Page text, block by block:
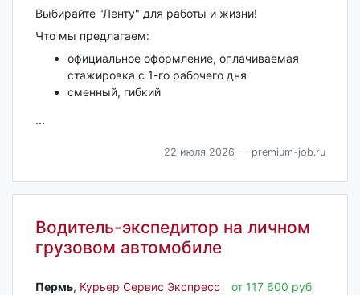
Выбирайте "Ленту" для работы и жизни!
Что мы предлагаем:
официальное оформление, оплачиваемая
стажировка с 1-го рабочего дня
сменный, гибкий
...
22 июля 2026 — premium-job.ru
Водитель-экспедитор на личном
грузовом автомобиле
Пермь‎, Курьер Сервис Экспресс от 117 600 руб